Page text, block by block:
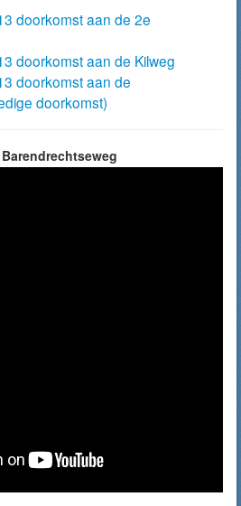
doorkomst aan de 2e
doorkomst aan de Kilweg
doorkomst aan de
doorkomst)